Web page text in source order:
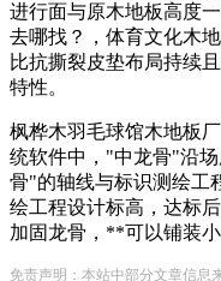
进行面与原木地板高度
去哪找？，体育文化木
比抗撕裂皮垫布局持续
特性。
枫桦木羽毛球馆木地板
统软件中，"中龙骨"沿
骨"的轴线与标识测绘工
绘工程设计标高，达标
加固龙骨，**可以铺装
免责声明：本站中部分文章信息